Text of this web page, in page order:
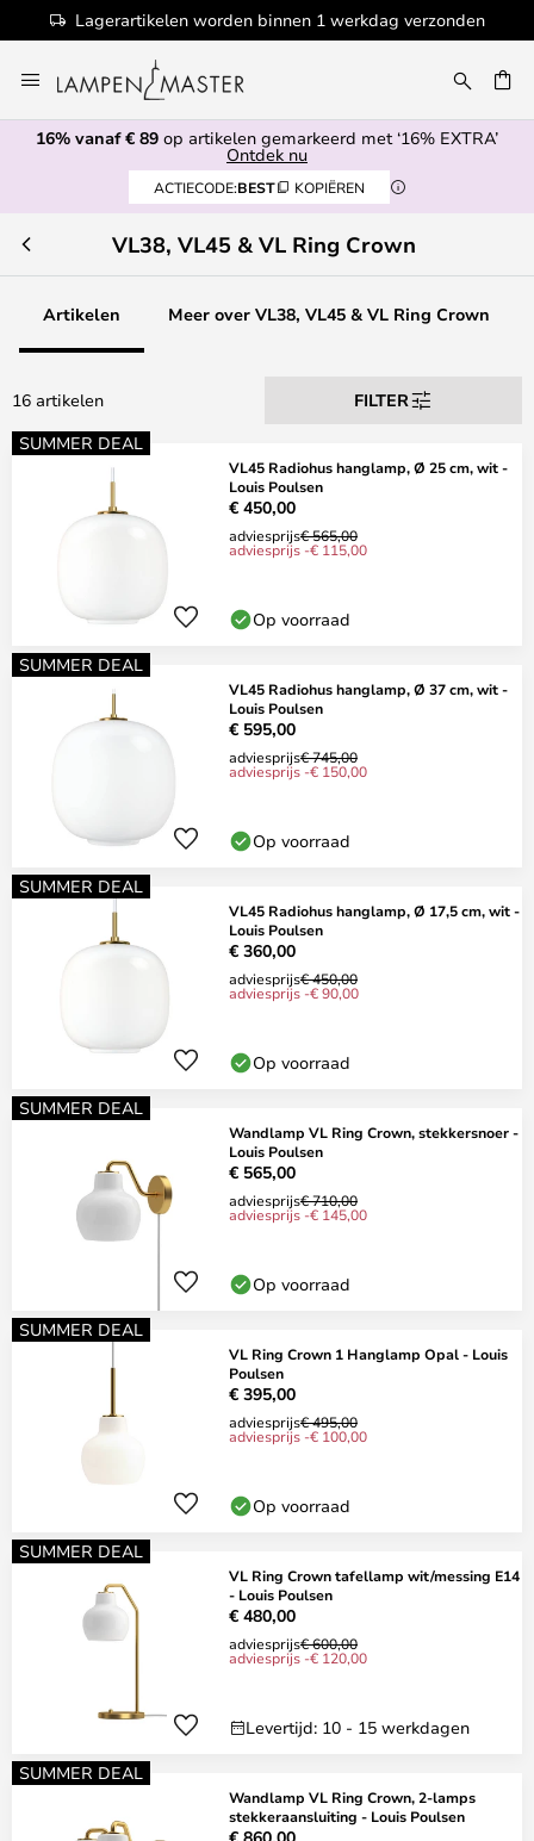
Lagerartikelen worden binnen 1 werkdag verzonden
naar
de
inhoud
16% vanaf € 89 op artikelen gemarkeerd met ‘16% EXTRA’
Ontdek nu
ACTIECODE:BEST KOPIËREN
VL38, VL45 & VL Ring Crown
Artikelen Meer over VL38, VL45 & VL Ring Crown
16 artikelen
FILTER
SUMMER DEAL
VL45 Radiohus hanglamp, Ø 25 cm, wit -
Louis Poulsen
€ 450,00
adviesprijs€ 565,00
adviesprijs -€ 115,00
Op voorraad
SUMMER DEAL
VL45 Radiohus hanglamp, Ø 37 cm, wit -
Louis Poulsen
€ 595,00
adviesprijs€ 745,00
adviesprijs -€ 150,00
Op voorraad
SUMMER DEAL
VL45 Radiohus hanglamp, Ø 17,5 cm, wit -
Louis Poulsen
€ 360,00
adviesprijs€ 450,00
adviesprijs -€ 90,00
Op voorraad
SUMMER DEAL
Wandlamp VL Ring Crown, stekkersnoer -
Louis Poulsen
€ 565,00
adviesprijs€ 710,00
adviesprijs -€ 145,00
Op voorraad
SUMMER DEAL
VL Ring Crown 1 Hanglamp Opal - Louis
Poulsen
€ 395,00
adviesprijs€ 495,00
adviesprijs -€ 100,00
Op voorraad
SUMMER DEAL
VL Ring Crown tafellamp wit/messing E14
- Louis Poulsen
€ 480,00
adviesprijs€ 600,00
adviesprijs -€ 120,00
Levertijd: 10 - 15 werkdagen
SUMMER DEAL
Wandlamp VL Ring Crown, 2-lamps
stekkeraansluiting - Louis Poulsen